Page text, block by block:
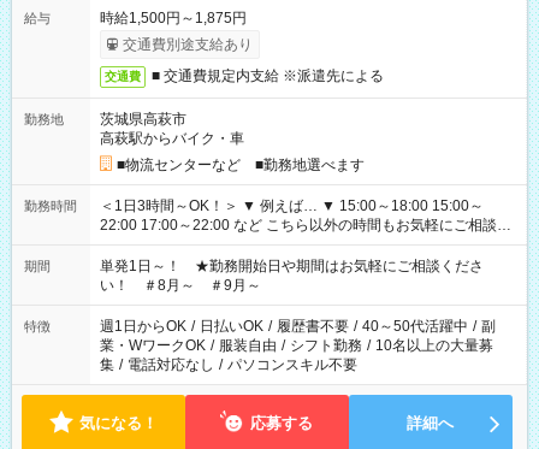
給与
時給1,500円～1,875円
交通費別途支給あり
交通費 ■ 交通費規定内支給 ※派遣先による
勤務地
茨城県高萩市
高萩駅からバイク・車
■物流センターなど ■勤務地選べます
勤務時間
＜1日3時間～OK！＞ ▼ 例えば… ▼ 15:00～18:00 15:00～
22:00 17:00～22:00 など こちら以外の時間もお気軽にご相談く
ださい！
期間
単発1日～！ ★勤務開始日や期間はお気軽にご相談くださ
い！ ＃8月～ ＃9月～
特徴 週1日からOK / 日払いOK / 履歴書不要 / 40～50代活躍中 / 副
業・WワークOK / 服装自由 / シフト勤務 / 10名以上の大量募
集 / 電話対応なし / パソコンスキル不要
気になる！ 応募する 詳細へ